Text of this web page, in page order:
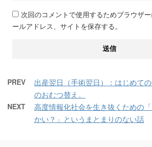
次回のコメントで使用するためブラウザ
ールアドレス、サイトを保存する。
PREV
出産翌日（手術翌日）：はじめて
のおむつ替え。
NEXT
高度情報化社会を生き抜くための
かい？」というまとまりのない話